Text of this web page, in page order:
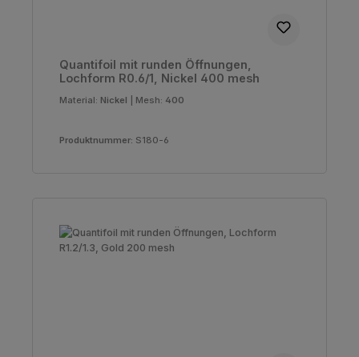
Quantifoil mit runden Öffnungen,
Lochform R0.6/1, Nickel 400 mesh
Material: Nickel Mesh: 400
Produktnummer: S180-6